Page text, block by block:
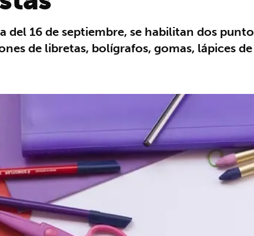
del 16 de septiembre, se habilitan dos
de libretas, bolígrafos, gomas, lápices